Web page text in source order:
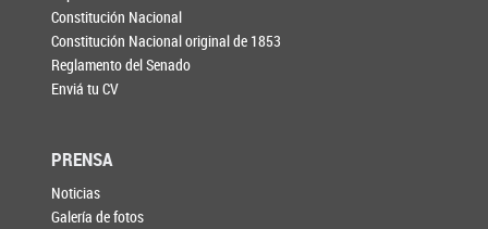
Constitución Nacional
Constitución Nacional original de 1853
Reglamento del Senado
Enviá tu CV
PRENSA
Noticias
Galería de fotos